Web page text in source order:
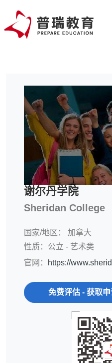
谢尔丹学院
Sheridan College
国家/地区： 加拿大
性质：公立 - 艺术类
官网： https://
免费评估 - 获取